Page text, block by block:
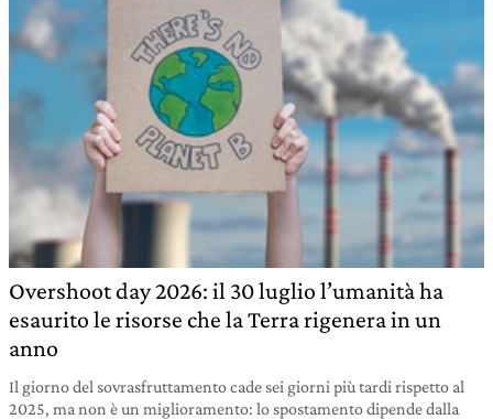
Overshoot day 2026: il 30 luglio l’umanità ha
esaurito le risorse che la Terra rigenera in un
anno
Il giorno del sovrasfruttamento cade sei giorni più tardi rispetto al
2025, ma non è un miglioramento: lo spostamento dipende dalla